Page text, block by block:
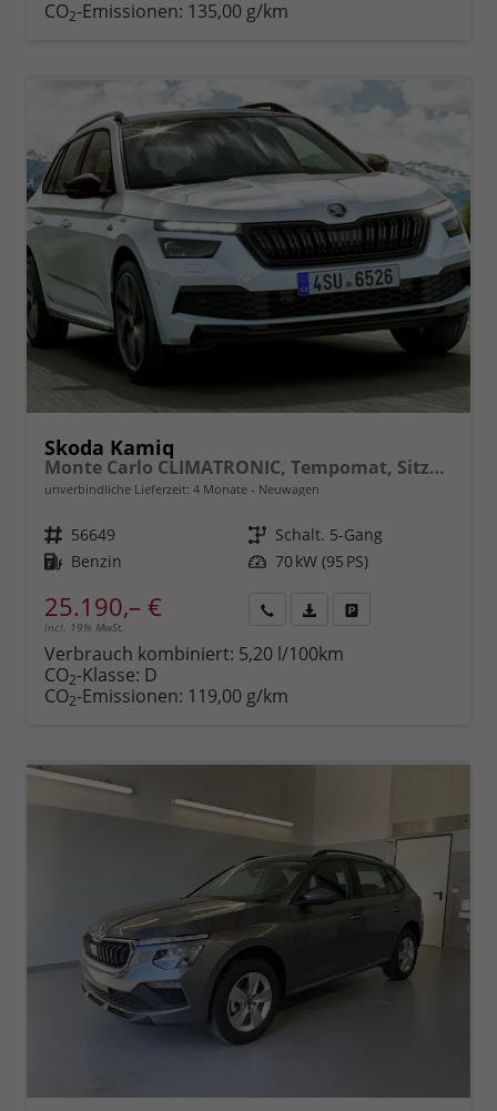
CO2-Emissionen: 135,00 g/km
Skoda Kamiq
Monte Carlo CLIMATRONIC, Tempomat, Sitzhzg., FRONT+LANE+RAIN ASSIST, FULL LED, Bolero, Berganfahrassistent, Rückfahrkamera, KESSY, Panoramadach, Sound System, uvm.
unverbindliche Lieferzeit: 4 Monate Neuwagen
Fahrzeugnr. 56649 Getriebe Schalt. 5-Gang
Kraftstoff Benzin Leistung 70 kW (95 PS)
25.190,– €
incl. 19% MwSt.
anfordern
Datei,
Verbrauch kombiniert: 5,20 l/100km
CO2-Klasse: D
CO2-Emissionen: 119,00 g/km